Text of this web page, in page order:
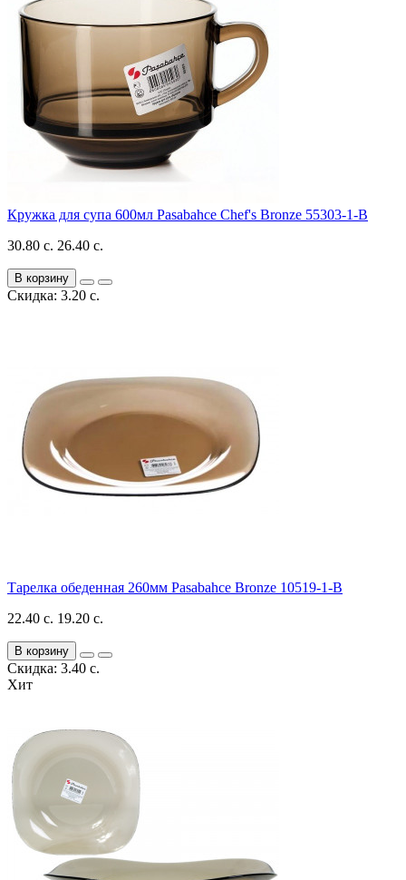
Кружка для супа 600мл Pasabahce Chef's Bronze 55303-1-B
30.80 с. 26.40 с.
В корзину
Скидка: 3.20 с.
Тарелка обеденная 260мм Pasabahce Bronze 10519-1-B
22.40 с. 19.20 с.
В корзину
Скидка: 3.40 с.
Хит